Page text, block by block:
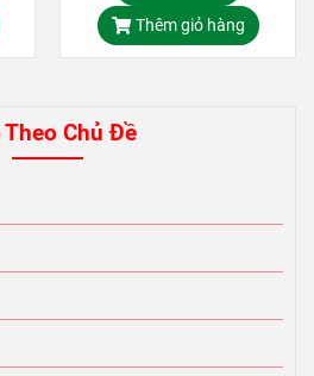
Thêm giỏ hàng
Theo Chủ Đề